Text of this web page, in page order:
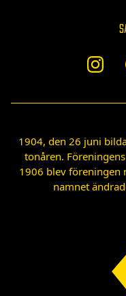
1904, den 26 juni
tonåren.
1906 blev föreningen
namnet